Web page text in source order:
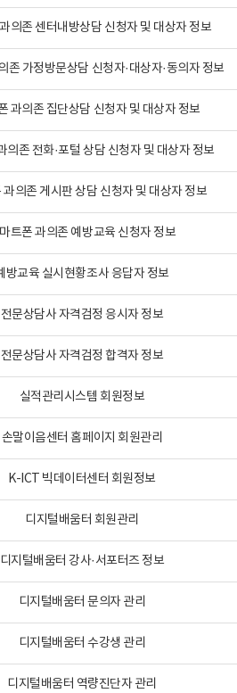
의존 센터내방상담 신청자 및 대상자 정보
존 가정방문상담 신청자·대상자·동의자 정보
과의존 집단상담 신청자 및 대상자 정보
의존 전화·포털 상담 신청자 및 대상자 정보
과의존 게시판 상담 신청자 및 대상자 정보
트폰 과의존 예방교육 신청자 정보
방교육 실시현황조사 응답자 정보
전문상담사 자격검정 응시자 정보
전문상담사 자격검정 합격자 정보
실적관리시스템 회원정보
손말이음센터 홈페이지 회원관리
K-ICT 빅데이터센터 회원정보
디지털배움터 회원관리
디지털배움터 강사·서포터즈 정보
디지털배움터 문의자 관리
디지털배움터 수강생 관리
디지털배움터 역량진단자 관리